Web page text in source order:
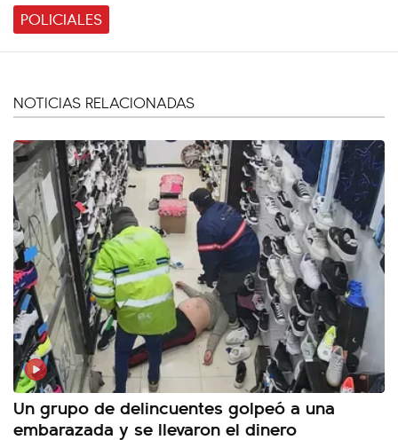
POLICIALES
NOTICIAS RELACIONADAS
Un grupo de delincuentes golpeó a una
embarazada y se llevaron el dinero